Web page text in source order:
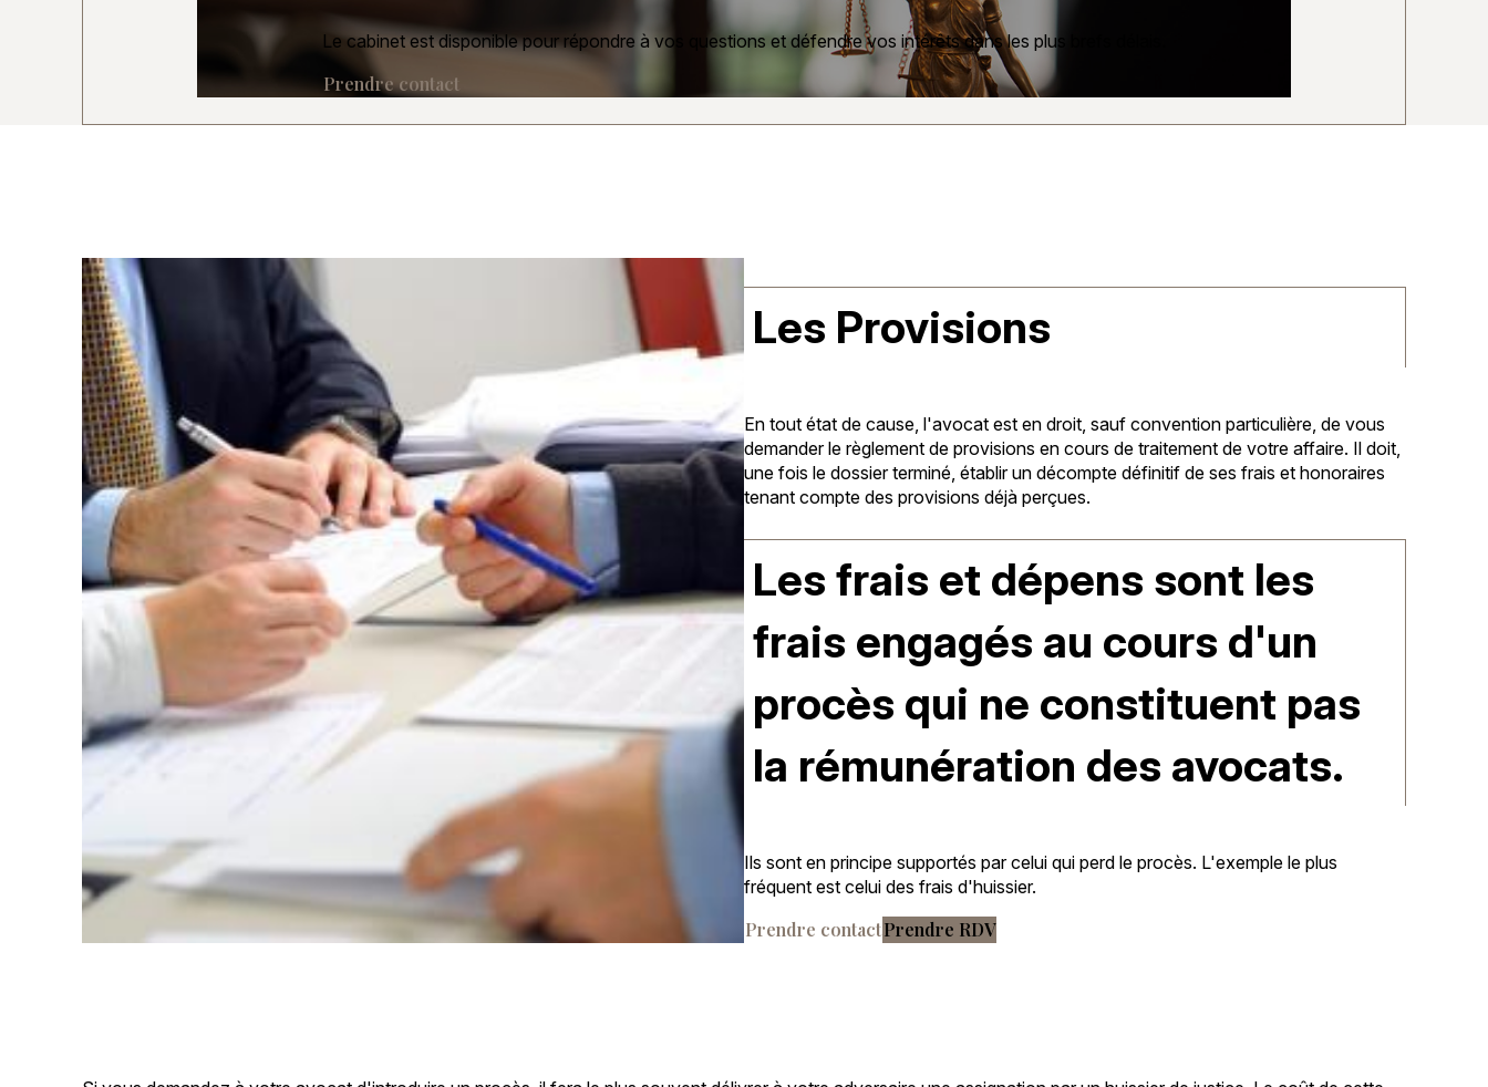
Le cabinet est disponible pour répondre à vos questions et défendre vos intérêts dans les plus brefs délais.
Prendre contact
Les Provisions
En tout état de cause, l'avocat est en droit, sauf convention particulière, de vous
demander le règlement de provisions en cours de traitement de votre affaire. Il doit,
une fois le dossier terminé, établir un décompte définitif de ses frais et honoraires
tenant compte des provisions déjà perçues.
Les frais et dépens sont les
frais engagés au cours d'un
procès qui ne constituent pas
la rémunération des avocats.
Ils sont en principe supportés par celui qui perd le procès. L'exemple le plus
fréquent est celui des frais d'huissier.
Prendre contactPrendre RDV